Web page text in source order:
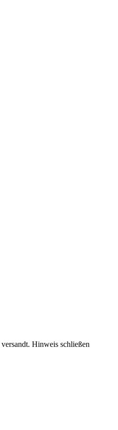
Hinweis schließen